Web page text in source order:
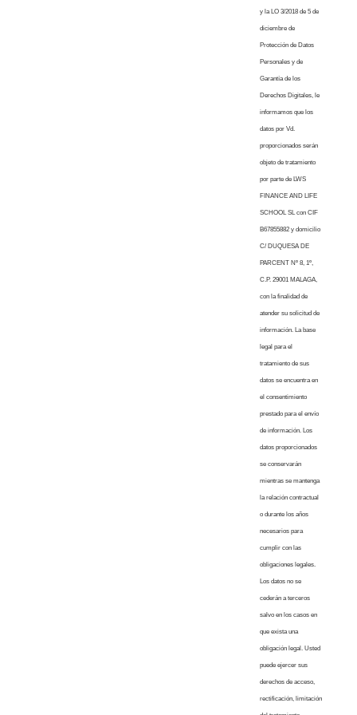
y la LO 3/2018 de 5 de
diciembre de
Protección de Datos
Personales y de
Garantía de los
Derechos Digitales, le
informamos que los
datos por Vd.
proporcionados serán
objeto de tratamiento
por parte de LWS
FINANCE AND LIFE
SCHOOL SL con CIF
B67855882 y domicilio
C/ DUQUESA DE
PARCENT Nº 8, 1º,
C.P. 29001 MALAGA,
con la finalidad de
atender su solicitud de
información. La base
legal para el
tratamiento de sus
datos se encuentra en
el consentimiento
prestado para el envío
de información. Los
datos proporcionados
se conservarán
mientras se mantenga
la relación contractual
o durante los años
necesarios para
cumplir con las
obligaciones legales.
Los datos no se
cederán a terceros
salvo en los casos en
que exista una
obligación legal. Usted
puede ejercer sus
derechos de acceso,
rectificación, limitación